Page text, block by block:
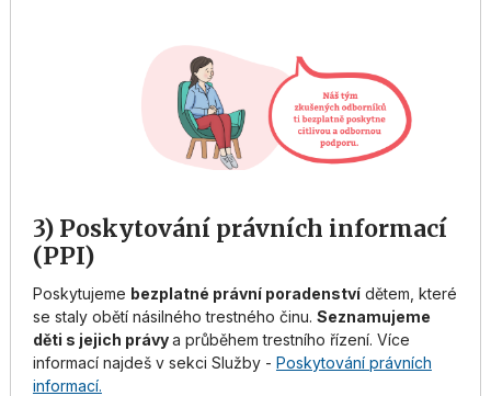
3) Poskytování právních informací
(PPI)
Poskytujeme bezplatné právní poradenstvídětem, které
se staly obětí násilného trestného činu. Seznamujeme
děti s jejich právya průběhem trestního řízení. Více
informací najdeš v sekci Služby - Poskytování právních
informací.